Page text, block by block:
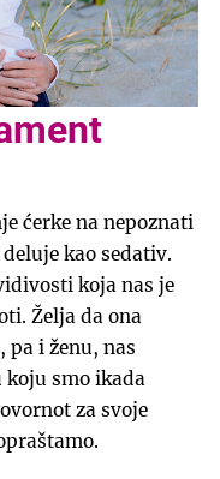
ćerke na nepoznati
kao sedativ.
koja nas je
Želja da ona
pa i ženu, nas
smo ikada
za svoje